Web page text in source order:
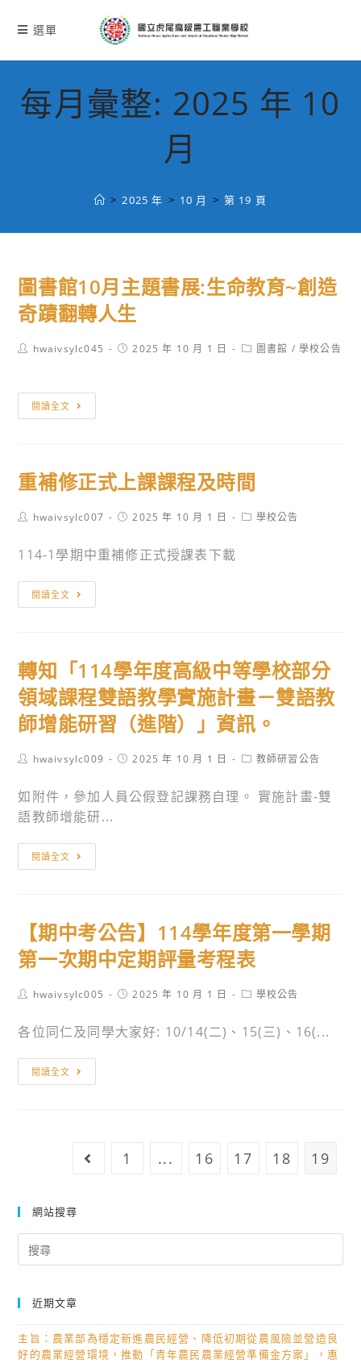
選單
每月彙整: 2025 年 10
月
> 2025 年 > 10 月 > 第 19 頁
圖書館10月主題書展:生命教育~創造
奇蹟翻轉人生
Posthwaivsylc045
Post2025 年 10 月 1 日
Post圖書館 / 學校公告
閱讀全文
書
月
題
展:
生
命
~
創
造
奇
翻
人
生
重補修正式上課課程及時間
Posthwaivsylc007
Post2025 年 10 月 1 日
Post學校公告
114-1學期中重補修正式授課表下載
閱讀全文
補
式
上
課
課
程
時
間
轉知「114學年度高級中等學校部分
領域課程雙語教學實施計畫－雙語教
師增能研習（進階）」資訊。
Posthwaivsylc009
Post2025 年 10 月 1 日
Post教師研習公告
如附件，參加人員公假登記課務自理。 實施計畫-雙
語教師增能研...
閱讀全文
知
年
度
高
級
等
語
計
畫
【期中考公告】114學年度第一學期
第一次期中定期評量考程表
Posthwaivsylc005
Post2025 年 10 月 1 日
Post學校公告
各位同仁及同學大家好: 10/14(二)、15(三)、16(...
閱讀全文
中
一
第
一
Go to the previous page
1 ... 16 17 18 19
網站搜尋
for:
近期文章
主旨：農業部為穩定新進農民經營、降低初期從農風險並營造良
好的農業經營環境，推動「青年農民農業經營準備金方案」，惠